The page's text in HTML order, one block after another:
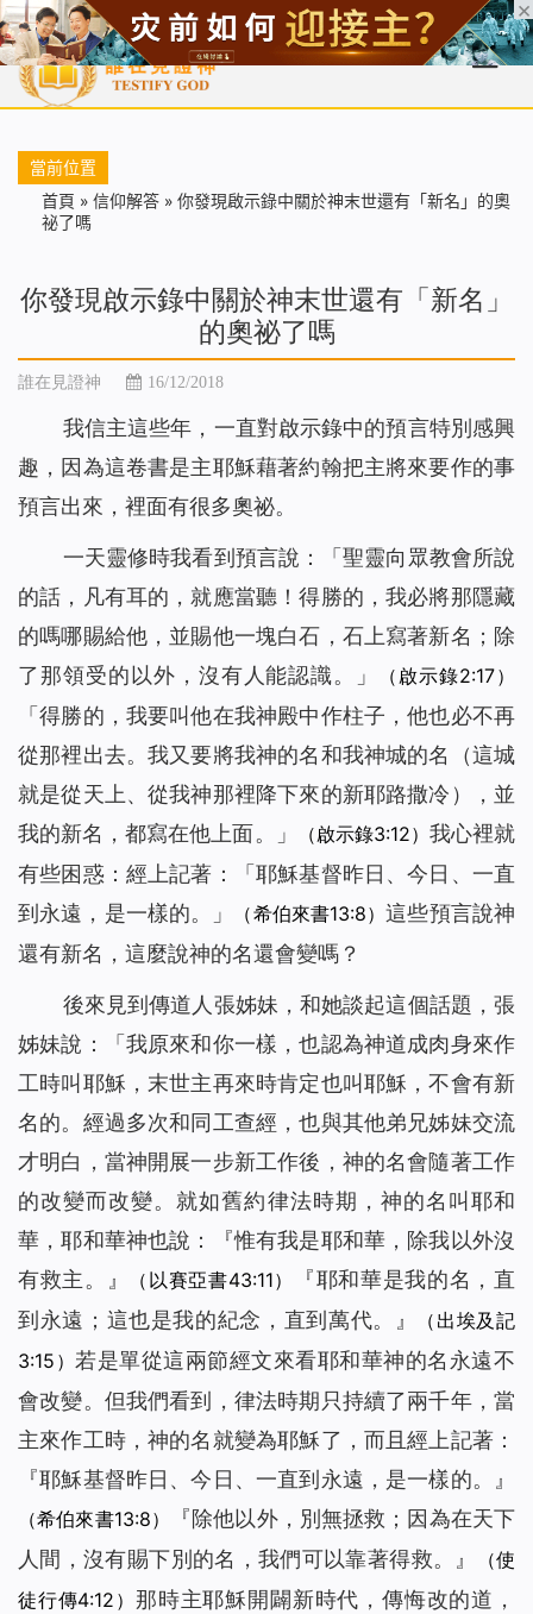
首頁 每日靈糧 天國福音 基督徒見證 信仰解答 聖經
當前位置
首頁 » 信仰解答 » 你發現啟示錄中關於神末世還有「新名」的奧
祕了嗎
你發現啟示錄中關於神末世還有「新名」
的奧祕了嗎
誰在見證神 16/12/2018
我信主這些年，一直對啟示錄中的預言特別感興
趣，因為這卷書是主耶穌藉著約翰把主將來要作的事
預言出來，裡面有很多奧祕。
一天靈修時我看到預言說：「聖靈向眾教會所說
的話，凡有耳的，就應當聽！得勝的，我必將那隱藏
的嗎哪賜給他，並賜他一塊白石，石上寫著新名；除
了那領受的以外，沒有人能認識。
」 （啟示錄2:17）
「得勝的，我要叫他在我神殿中作柱子，他也必不再
從那裡出去。我又要將我神的名和我神城的名（這城
就是從天上、從我神那裡降下來的新耶路撒冷），並
我的新名，都寫在他上面。
」 （啟示錄3:12） 我心裡就
有些困惑：經上記著：「耶穌基督昨日、今日、一直
到永遠，是一樣的。」
（希伯來書13:8）這些預言說神
還有新名，這麼說神的名還會變嗎？
後來見到傳道人張姊妹，和她談起這個話題，張
姊妹說：「我原來和你一樣，也認為神道成肉身來作
工時叫耶穌，末世主再來時肯定也叫耶穌，不會有新
名的。經過多次和同工查經，也與其他弟兄姊妹交流
才明白，當神開展一步新工作後，神的名會隨著工作
的改變而改變。就如舊約律法時期，神的名叫耶和
華，耶和華神也說：『惟有我是耶和華，除我以外沒
有救主。
』 （以賽亞書43:11） 『耶和華是我的名，直
到永遠；這也是我的紀念，直到萬代。
』
（出埃及記
3:15）若是單從這兩節經文來看耶和華神的名永遠不
會改變。但我們看到，律法時期只持續了兩千年，當
主來作工時，神的名就變為耶穌了，而且經上記著：
『耶穌基督昨日、今日、一直到永遠，是一樣的。』
（希伯來書13:8）
『除他以外，別無拯救；因為在天下
人間，沒有賜下別的名，我們可以靠著得救。』
（使
徒行傳4:12）那時主耶穌開闢新時代，傳悔改的道，